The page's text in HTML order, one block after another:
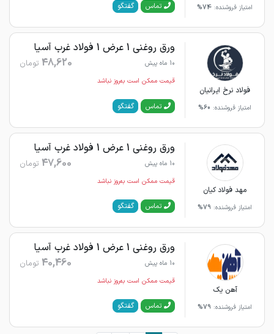
امتیاز فروشنده: 74% تماس گفتگو
فولاد نرخ ایرانیان
امتیاز فروشنده: 60%
ورق روغنی 1 عرض 1 فولاد غرب آسیا
10 ماه پیش 48,620 تومان
قیمت ممکن است به‌روز نباشد
تماس گفتگو
مهد فولاد کیان
امتیاز فروشنده: 79%
ورق روغنی 1 عرض 1 فولاد غرب آسیا
10 ماه پیش 47,600 تومان
قیمت ممکن است به‌روز نباشد
تماس گفتگو
آهن یک
امتیاز فروشنده: 79%
ورق روغنی 1 عرض 1 فولاد غرب آسیا
10 ماه پیش 40,460 تومان
قیمت ممکن است به‌روز نباشد
تماس گفتگو